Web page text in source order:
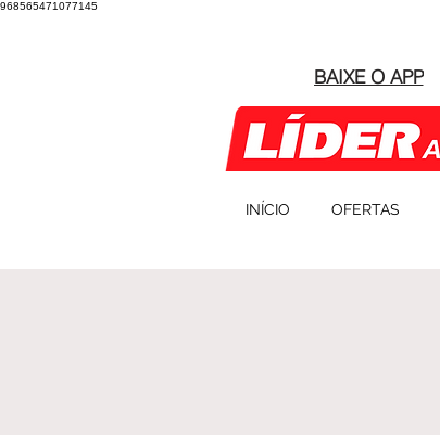
968565471077145
BAIXE O APP
INÍCIO OFERTAS